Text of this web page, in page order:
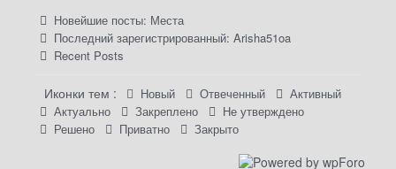
Новейшие посты: Места
Последний зарегистрированный: Arisha51oa
Recent Posts
Иконки тем : Новый Отвеченный
Активный
Актуально
Закреплено
Не утверждено
Решено
Приватно Закрыто